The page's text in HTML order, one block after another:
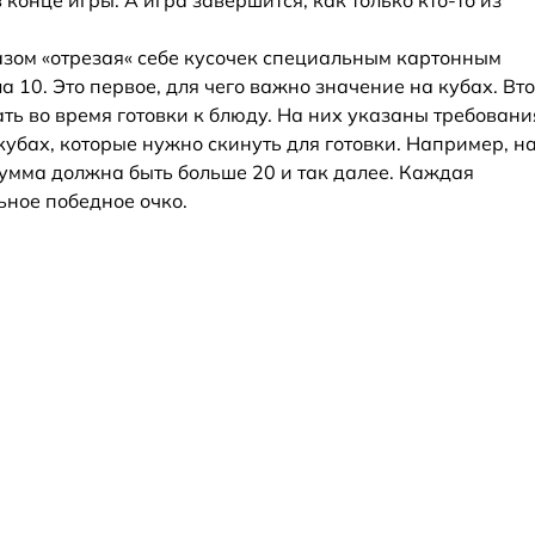
«отрезая« себе кусочек специальным картонным
Это первое, для чего важно значение на кубах.
во время готовки к блюду. На них указаны
которые нужно скинуть для готовки. Например, на
должна быть больше 20 и так далее. Каждая
победное очко.